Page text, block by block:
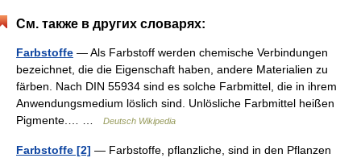
См. также в других словарях:
Farbstoffe — Als Farbstoff werden chemische Verbindungen
bezeichnet, die die Eigenschaft haben, andere Materialien zu
färben. Nach DIN 55934 sind es solche Farbmittel, die in ihrem
Anwendungsmedium löslich sind. Unlösliche Farbmittel heißen
Pigmente.… …
Deutsch Wikipedia
Farbstoffe [2] — Farbstoffe, pflanzliche, sind in den Pflanzen